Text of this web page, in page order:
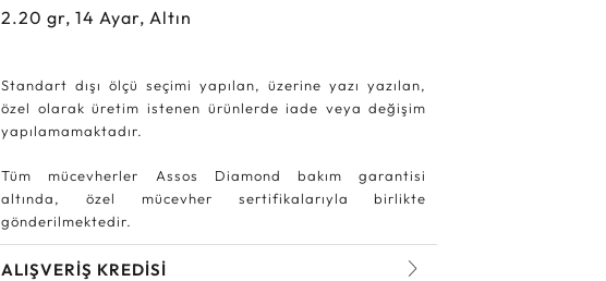
2.20gr,14Ayar, Altın
Standart dışı ölçü seçimi yapılan, üzerine yazı yazılan,
özel olarak üretim istenen ürünlerde iade veya değişim
yapılamamaktadır.
Tüm mücevherler Assos Diamond bakım garantisi
altında, özel mücevher sertifikalarıyla birlikte
gönderilmektedir.
ALIŞVERİŞ KREDİSİ